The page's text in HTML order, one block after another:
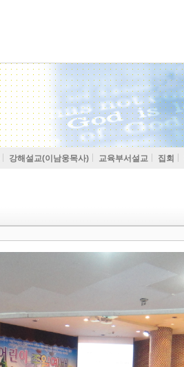
강해설교(이남웅목사) 교육부서설교 집회